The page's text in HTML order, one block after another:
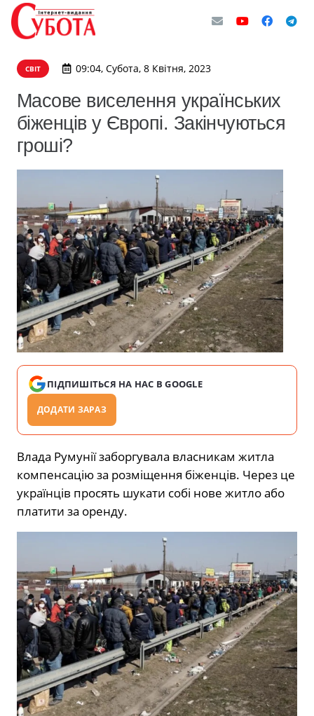
СВІТ 09:04, Субота, 8 Квітня, 2023
Масове виселення українських
біженців у Європі. Закінчуються
гроші?
ПІДПИШІТЬСЯ НА НАС В GOOGLE
ДОДАТИ ЗАРАЗ
Влада Румунії заборгувала власникам житла
компенсацію за розміщення біженців. Через це
українців просять шукати собі нове житло або
платити за оренду.